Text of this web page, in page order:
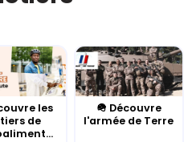
les
de
🪖 Découvre
l'armée de Terre